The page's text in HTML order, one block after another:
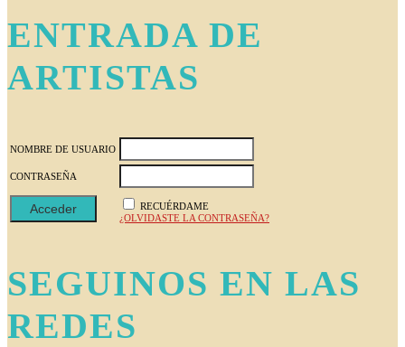
ENTRADA DE
ARTISTAS
NOMBRE DE USUARIO
CONTRASEÑA
RECUÉRDAME
¿OLVIDASTE LA CONTRASEÑA?
SEGUINOS EN LAS
REDES